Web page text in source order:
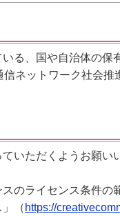
る、国や自治体の保
ネットワーク社会
ていただくようお願い
のライセンス条件の
（ https://